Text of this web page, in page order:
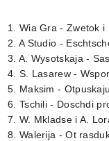
1. Wia Gra - Zwetok i
2. A Studio -
3. A. Wysotskaja -
4. S. Lasarew -
5. Maksim - Otpuskaju
6. Tschili - Doschdi
7. W. Mkladse i A.
8. Walerija - Ot